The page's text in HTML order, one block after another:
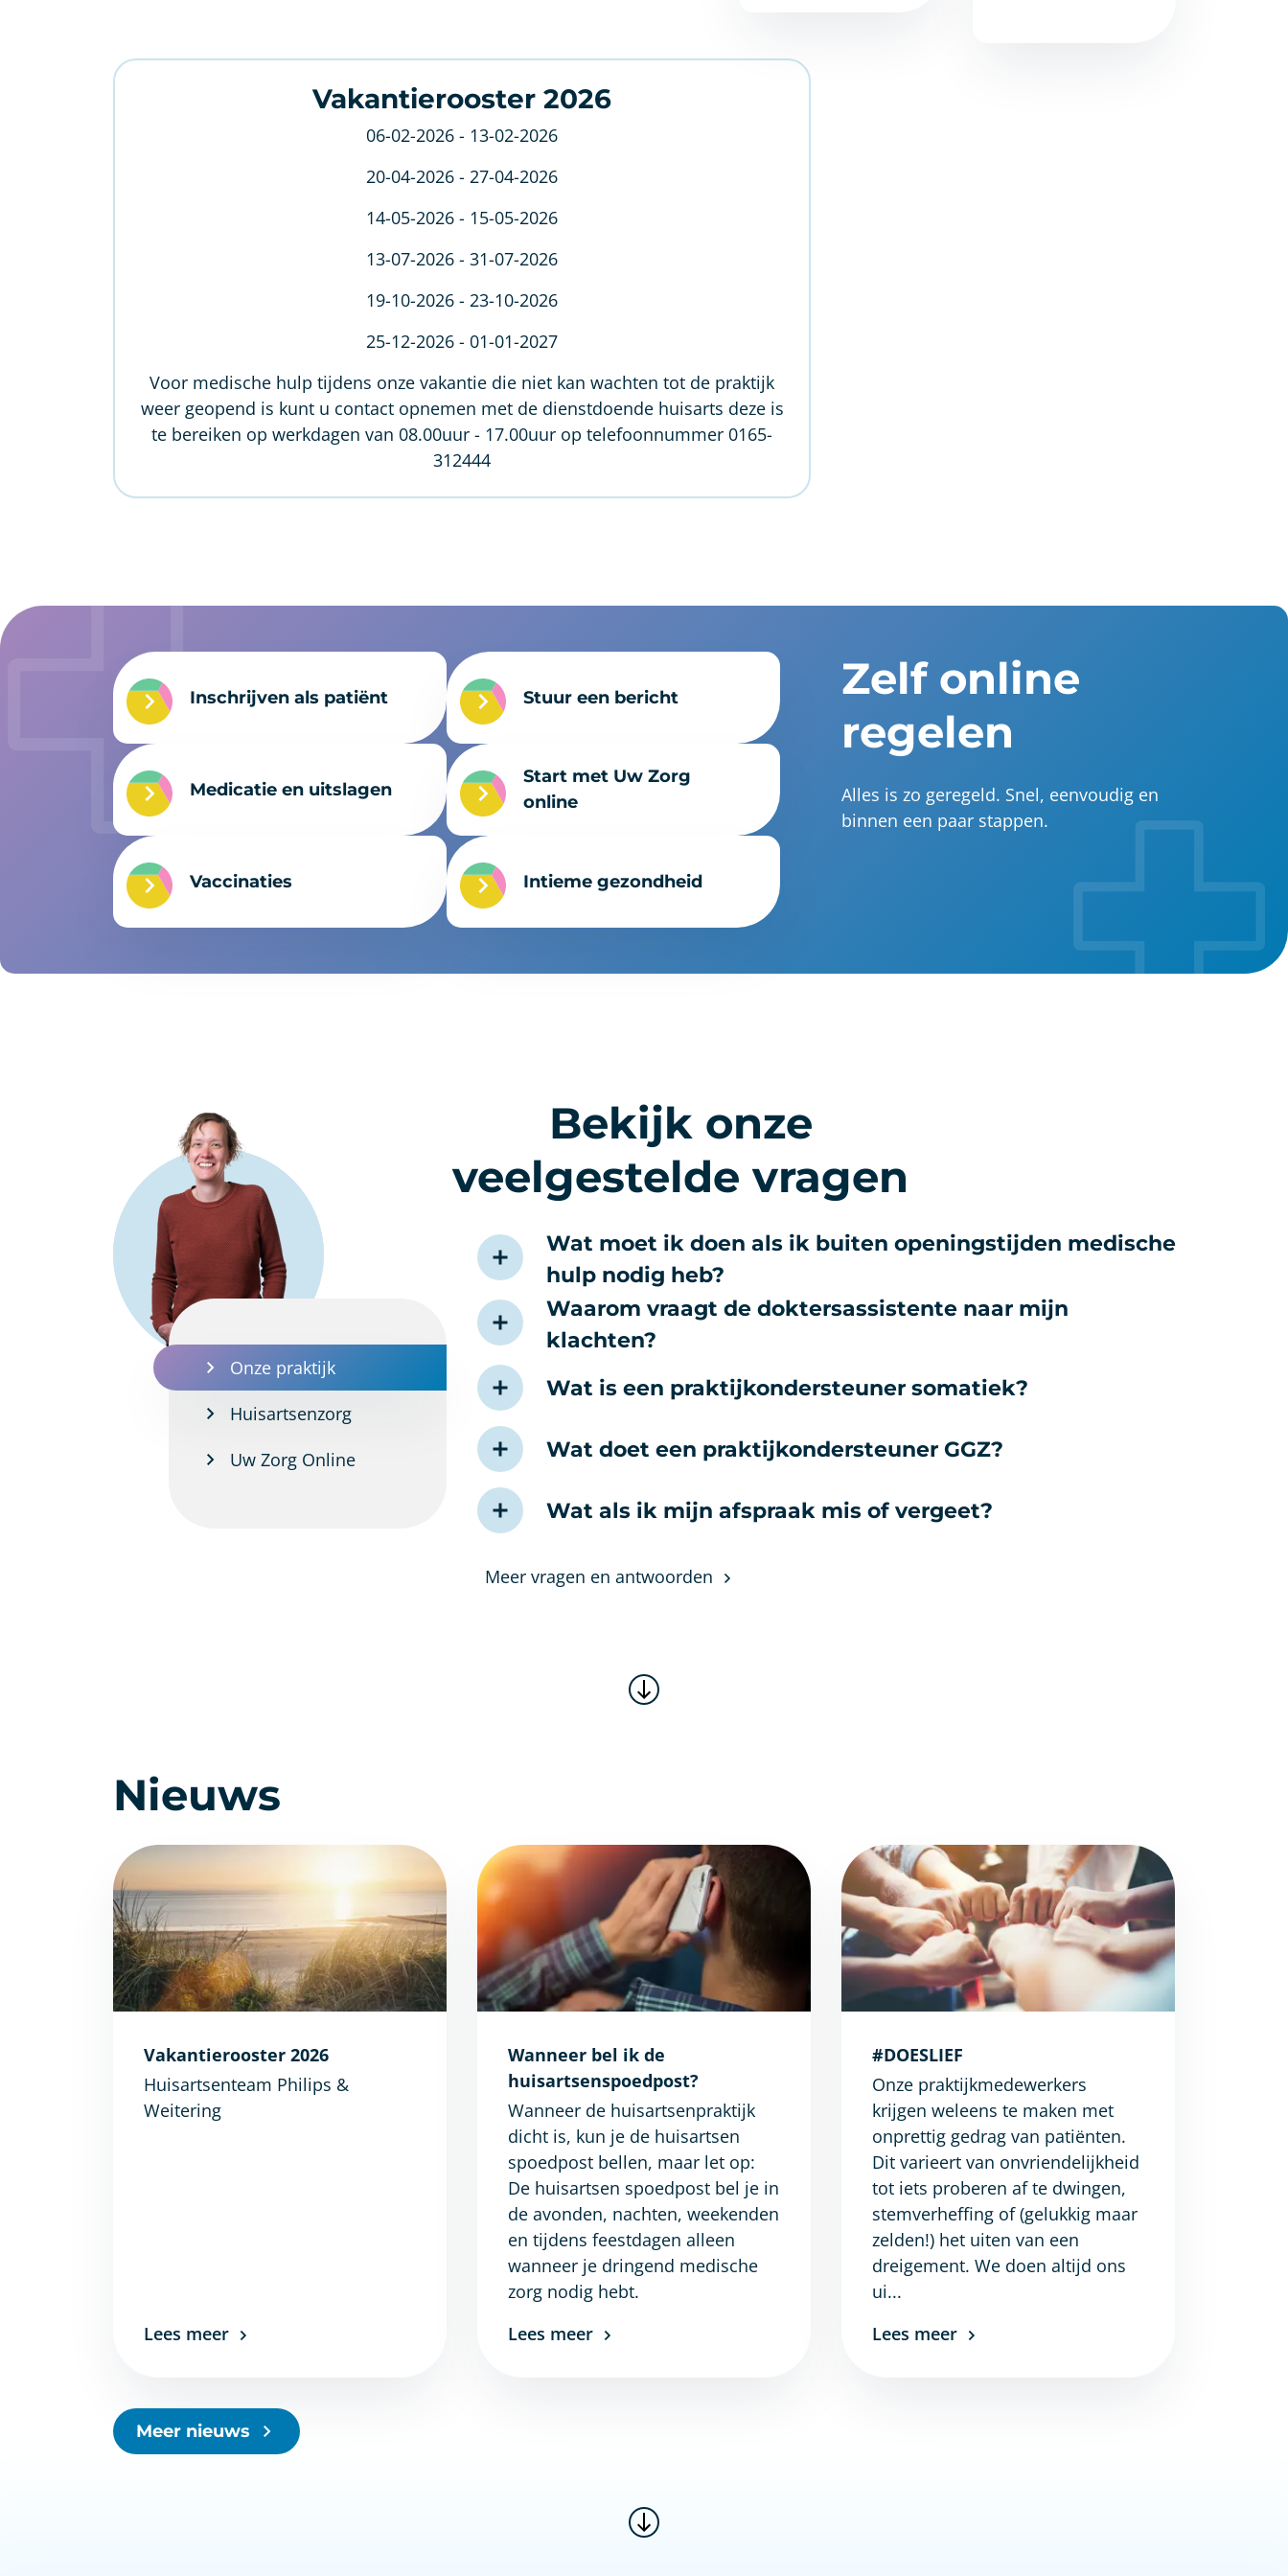
Vakantierooster 2026
06-02-2026 - 13-02-2026
20-04-2026 - 27-04-2026
14-05-2026 - 15-05-2026
13-07-2026 - 31-07-2026
19-10-2026 - 23-10-2026
25-12-2026 - 01-01-2027
Voor medische hulp tijdens onze vakantie die niet kan wachten tot de praktijk
weer geopend is kunt u contact opnemen met de dienstdoende huisarts deze is
te bereiken op werkdagen van 08.00uur - 17.00uur op telefoonnummer 0165-
312444
Zelf online
regelen
Alles is zo geregeld. Snel, eenvoudig en
binnen een paar stappen.
Inschrijven als patiënt Stuur een bericht
Medicatie en uitslagen
Start met Uw Zorg
online
Vaccinaties Intieme gezondheid
Onze praktijk
Huisartsenzorg
Uw Zorg Online
Bekijk onze
veelgestelde vragen
Wat moet ik doen als ik buiten openingstijden medische
hulp nodig heb?
Waarom vraagt de doktersassistente naar mijn
klachten?
Wat is een praktijkondersteuner somatiek?
Wat doet een praktijkondersteuner GGZ?
Wat als ik mijn afspraak mis of vergeet?
Meer vragen en antwoorden
Nieuws
Vakantierooster 2026
Huisartsenteam Philips &
Weitering
Lees meer
Wanneer bel ik de
huisartsenspoedpost?
Wanneer de huisartsenpraktijk
dicht is, kun je de huisartsen
spoedpost bellen, maar let op:
De huisartsen spoedpost bel je in
de avonden, nachten, weekenden
en tijdens feestdagen alleen
wanneer je dringend medische
zorg nodig hebt.
Lees meer
#DOESLIEF
Onze praktijkmedewerkers
krijgen weleens te maken met
onprettig gedrag van patiënten.
Dit varieert van onvriendelijkheid
tot iets proberen af te dwingen,
stemverheffing of (gelukkig maar
zelden!) het uiten van een
dreigement. We doen altijd ons
ui...
Lees meer
Meer nieuws